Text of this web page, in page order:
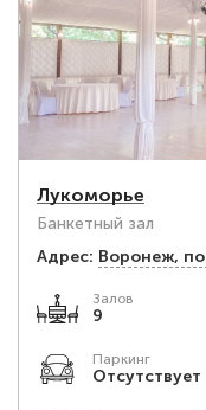
Лукоморье
Банкетный зал
Адрес: Воронеж,
Залов
9
Паркинг
Отсутствует